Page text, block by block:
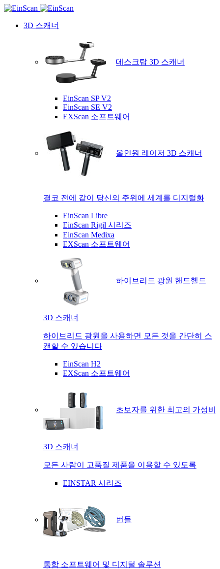
3D 스캐너
데스크탑 3D 스캐너
EinScan SP V2
EinScan SE V2
EXScan 소프트웨어
올인원 레이저 3D 스캐너
결코 전에 같이 당신의 주위에 세계를 디지털화
EinScan Libre
EinScan Rigil 시리즈
EinScan Medixa
EXScan 소프트웨어
하이브리드 광원 핸드헬드
3D 스캐너
하이브리드 광원을 사용하면 모든 것을 간단히 스
캔할 수 있습니다
EinScan H2
EXScan 소프트웨어
초보자를 위한 최고의 가성비
3D 스캐너
모든 사람이 고품질 제품을 이용할 수 있도록
EINSTAR 시리즈
번들
통합 소프트웨어 및 디지털 솔루션